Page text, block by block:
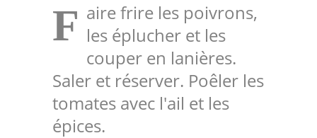
F aire frire les poivrons,
les éplucher et les
couper en lanières.
Saler et réserver. Poêler les
tomates avec l'ail et les
épices.